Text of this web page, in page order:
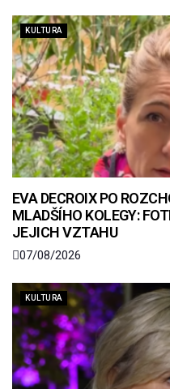
KULTURA
EVA DECROIX PO
MLADŠÍHO KOLEGY:
JEJICH VZTAHU
07/08/2026
KULTURA